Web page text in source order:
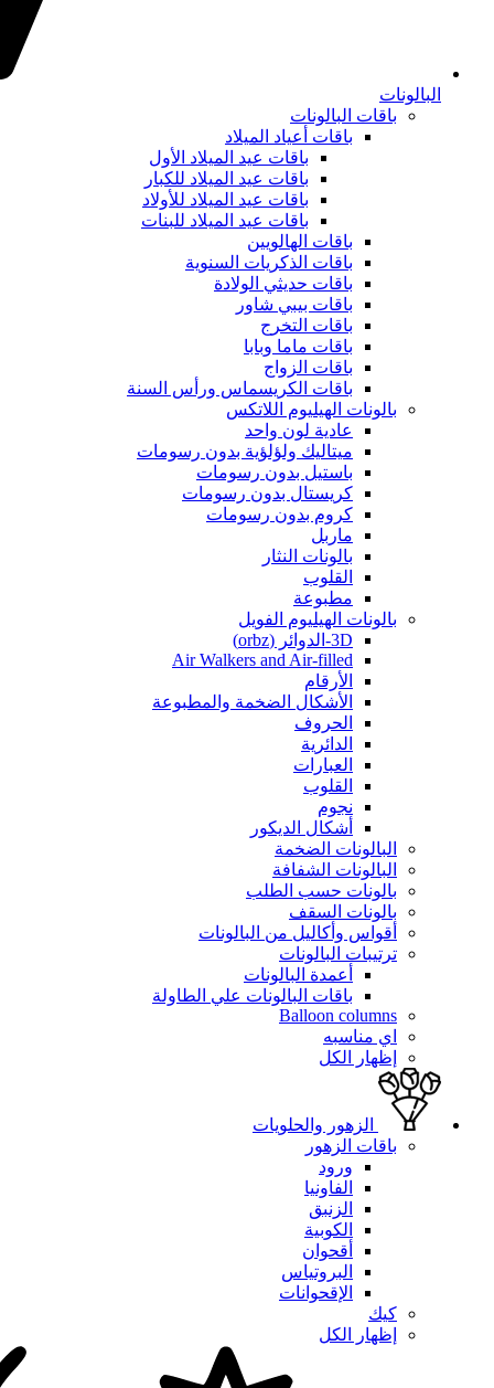
البالونات
باقات البالونات
باقات أعياد الميلاد
باقات عيد الميلاد الأول
باقات عيد الميلاد للكبار
باقات عيد الميلاد للأولاد
باقات عيد الميلاد للبنات
باقات الهالويين
باقات الذكريات السنوية
باقات حديثي الولادة
باقات بيبي شاور
باقات التخرج
باقات ماما وبابا
باقات الزواج
باقات الكريسماس ورأس السنة
بالونات الهيليوم اللاتكس
عادية لون واحد
ميتاليك ولؤلؤية بدون رسومات
باستيل بدون رسومات
كريستال بدون رسومات
كروم بدون رسومات
ماربل
بالونات النثار
القلوب
مطبوعة
بالونات الهيليوم الفويل
3D-الدوائر (orbz)
Air Walkers and Air-filled
الأرقام
الأشكال الضخمة والمطبوعة
الحروف
الدائرية
العبارات
القلوب
نجوم
أشكال الديكور
البالونات الضخمة
البالونات الشفافة
بالونات حسب الطلب
بالونات السقف
أقواس وأكاليل من البالونات
ترتيبات البالونات
أعمدة البالونات
باقات البالونات علي الطاولة
Balloon columns
اي مناسبه
إظهار الكل
الزهور والحلويات
باقات الزهور
ورود
الفاونيا
الزنبق
الكوبية
أقحوان
البروتياس
الإقحوانات
كيك
إظهار الكل